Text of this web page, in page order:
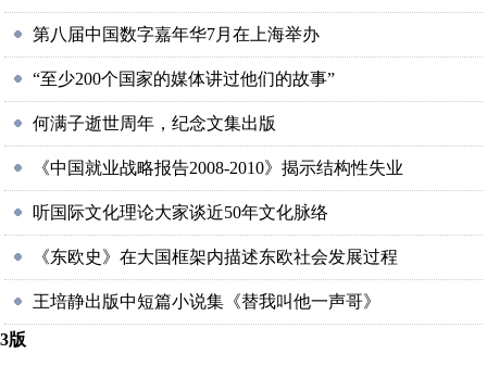
第八届中国数字嘉年华7月在上海举办
“至少200个国家的媒体讲过他们的故事”
何满子逝世周年，纪念文集出版
《中国就业战略报告2008-2010》揭示结构性失业
听国际文化理论大家谈近50年文化脉络
《东欧史》在大国框架内描述东欧社会发展过程
王培静出版中短篇小说集《替我叫他一声哥》
3版